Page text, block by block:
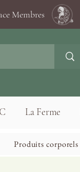
Membres
La Ferme
Produits corporels